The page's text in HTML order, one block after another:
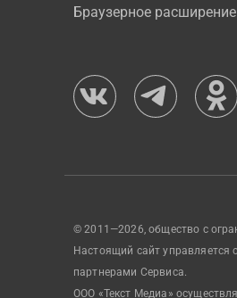
Браузерное расширение
© 2011—2026, общество с
Настоящий сайт
партнерами Сервиса.
ООО «Текст Медиа»